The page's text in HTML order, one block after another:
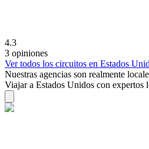
4.3
3 opiniones
Ver todos los circuitos en Estados
Nuestras agencias son realmente
Viajar a Estados Unidos con expertos